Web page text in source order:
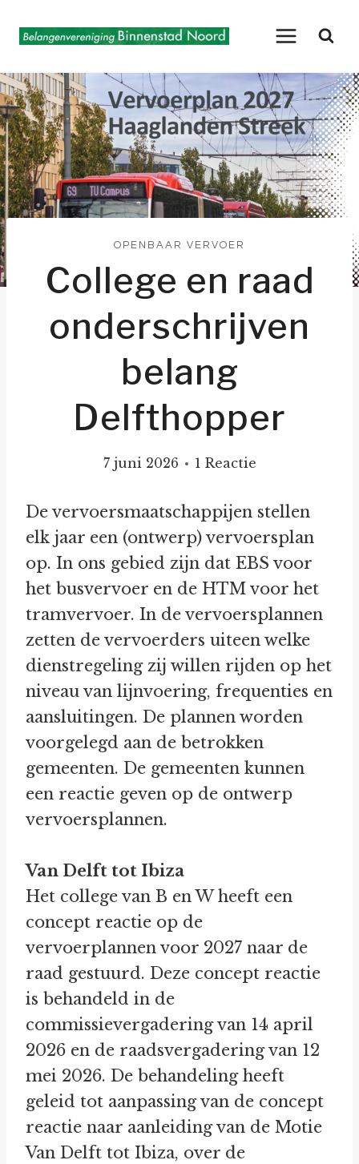
naar
OPENBAAR VERVOER
College en raad
onderschrijven
belang
Delfthopper
7 juni 2026 1 Reactie
De vervoersmaatschappijen stellen
elk jaar een (ontwerp) vervoersplan
op. In ons gebied zijn dat EBS voor
het busvervoer en de HTM voor het
tramvervoer. In de vervoersplannen
zetten de vervoerders uiteen welke
dienstregeling zij willen rijden op het
niveau van lijnvoering, frequenties en
aansluitingen. De plannen worden
voorgelegd aan de betrokken
gemeenten. De gemeenten kunnen
een reactie geven op de ontwerp
vervoersplannen.
Van Delft tot Ibiza
Het college van B en W heeft een
concept reactie op de
vervoerplannen voor 2027 naar de
raad gestuurd. Deze concept reactie
is behandeld in de
commissievergadering van 14 april
2026 en de raadsvergadering van 12
mei 2026. De behandeling heeft
geleid tot aanpassing van de concept
reactie naar aanleiding van de Motie
Van Delft tot Ibiza, over de